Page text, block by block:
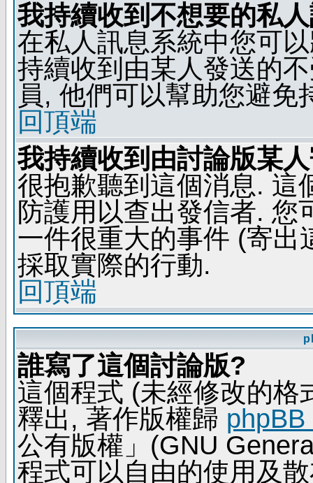
我持續收到不想要的私
在私人訊息系統中您可
持續收到由某人發送的
員, 他們可以幫助您避免
回頂端
我持續收到由討論版某
很抱歉聽到這個消息. 這
防護用以查出發信者. 您
一件很重大的事件 (寄出
採取實際的行動.
回頂端
誰寫了這個討論版?
這個程式 (未經修改的格
釋出, 著作版權歸
公有版權」(GNU
程式可以自由的使用及